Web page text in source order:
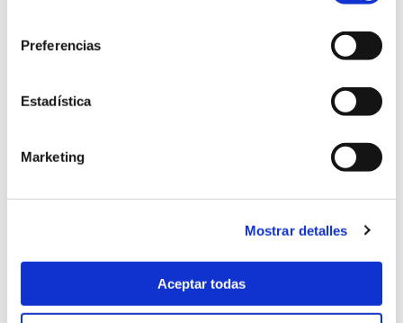
Preferencias
Estadística
Marketing
Mostrar detalles
Aceptar todas
El seguro obligatorio del vehículo
dentro del marco del Convenio
tratamiento médico tras un accidente
de tráfico.